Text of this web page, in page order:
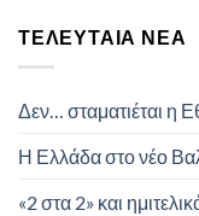
ΤΕΛΕΥΤΑΊΑ ΝΈΑ
Δεν… σταματιέται η
Η Ελλάδα στο νέο
«2 στα 2» και